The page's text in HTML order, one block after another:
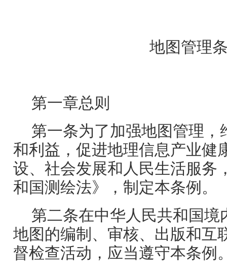
地图管理
第一章总则
第一条为了加强地图管理，
和利益，促进地理信息产业健
设、社会发展和人民生活服务
和国测绘法》，制定本条例。
第二条在中华人民共和国境
地图的编制、审核、出版和互
督检查活动，应当遵守本条例